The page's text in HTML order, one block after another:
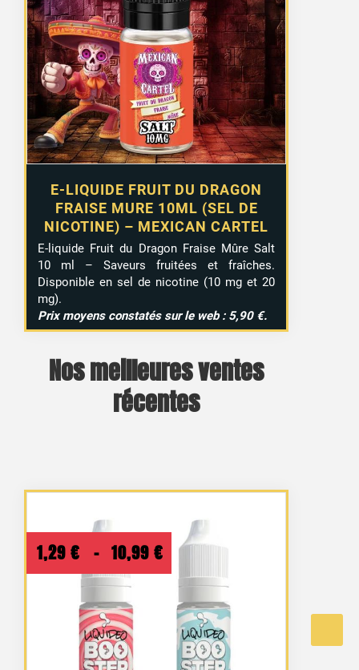
E-LIQUIDE FRUIT DU DRAGON
FRAISE MURE 10ML (SEL DE
NICOTINE) – MEXICAN CARTEL
E-liquide Fruit du Dragon Fraise Mûre Salt
10 ml – Saveurs fruitées et fraîches.
Disponible en sel de nicotine (10 mg et 20
mg).
Prix moyens constatés sur le web : 5,90 €.
Nos meilleures ventes
récentes
1,29 € – 10,99 €
Plage
de
prix :
1,29 €